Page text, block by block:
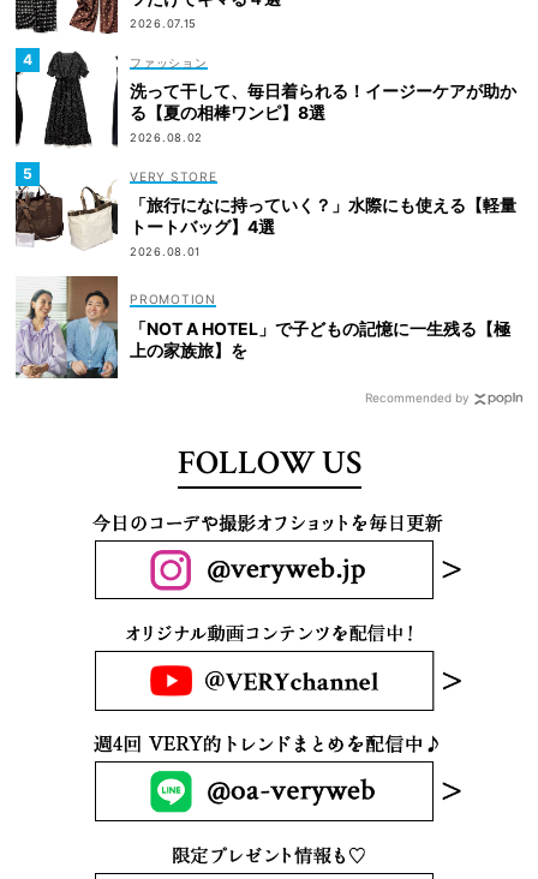
2026.07.15
ファッション
洗って干して、毎日着られる！イージーケアが助か
る【夏の相棒ワンピ】8選
2026.08.02
VERY STORE
「旅行になに持っていく？」水際にも使える【軽量
トートバッグ】4選
2026.08.01
「NOT A HOTEL」で子どもの記憶に一生残る【極
上の家族旅】を
Recommended by
FOLLOW US